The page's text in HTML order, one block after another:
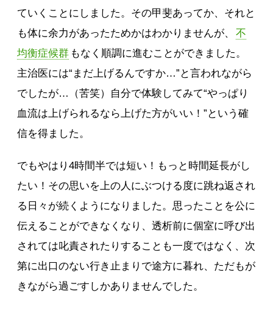
ていくことにしました。その甲斐あってか、それと
も体に余力があったためかはわかりませんが、
不
均衡症候群 もなく順調に進むことができました。
主治医には“まだ上げるんですか…”と言われながら
でしたが…（苦笑）自分で体験してみて“やっぱり
血流は上げられるなら上げた方がいい！”という確
信を得ました。
でもやはり4時間半では短い！もっと時間延長がし
たい！その思いを上の人にぶつける度に跳ね返され
る日々が続くようになりました。思ったことを公に
伝えることができなくなり、透析前に個室に呼び出
されては叱責されたりすることも一度ではなく、次
第に出口のない行き止まりで途方に暮れ、ただもが
きながら過ごすしかありませんでした。